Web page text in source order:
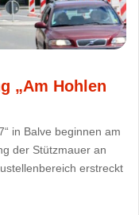
„Am Hohlen
in Balve beginnen am
der Stützmauer an
erstreckt